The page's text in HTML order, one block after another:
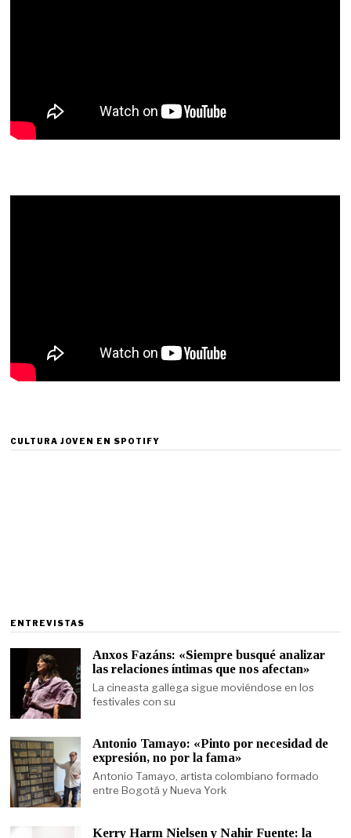
CULTURA JOVEN EN SPOTIFY
ENTREVISTAS
Anxos Fazáns: «Siempre busqué analizar
las relaciones íntimas que nos afectan»
La cineasta gallega sigue moviéndose en los
festivales con su
Antonio Tamayo: «Pinto por necesidad de
expresión, no por la fama»
Antonio Tamayo, artista colombiano formado
entre Bogotá y Nueva York
Kerry Harm Nielsen y Nahir Fuente: la